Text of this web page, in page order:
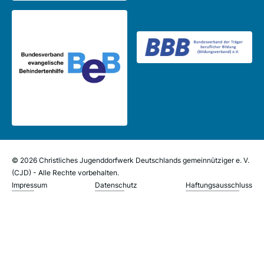
© 2026 Christliches Jugenddorfwerk Deutschlands gemeinnütziger e. V.
(CJD) - Alle Rechte vorbehalten.
Impressum
Datenschutz Haftungsausschluss